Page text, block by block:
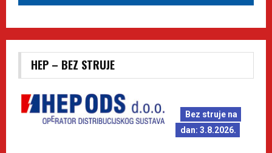
HEP – BEZ STRUJE
Bez struje na
dan: 3.8.2026.